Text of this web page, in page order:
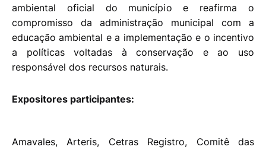
ambiental oficial do município e reafirma o
compromisso da administração municipal com a
educação ambiental e a implementação e o incentivo
a políticas voltadas à conservação e ao uso
responsável dos recursos naturais.
Expositores participantes:
Amavales, Arteris, Cetras Registro, Comitê das